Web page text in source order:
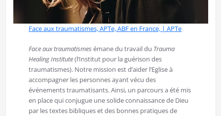
Face aux traumatismes, APTe, ABF en France, | APTe
Face aux traumatismes émane du travail du Trauma
Healing Institute(l’Institut pour la guérison des
traumatismes). Notre mission est d’aider l’Eglise à
accompagner les personnes ayant vécu des
événements traumatisants. Ainsi, un parcours a été mis
en place qui conjugue une solide connaissance de Dieu
par les textes bibliques et des bonnes pratiques de